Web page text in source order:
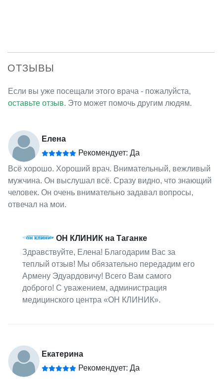
ОТЗЫВЫ
Если вы уже посещали этого врача - пожалуйста,
оставьте отзыв. Это может помочь другим людям.
Елена
Рекомендует: Да
Всё хорошо. Хороший врач. Внимательный, вежливый
мужчина. Он выслушал всё. Сразу видно, что знающий
человек. Он очень внимательно задавал вопросы,
отвечал на мои.
ОН КЛИНИК на Таганке
Здравствуйте, Елена! Благодарим Вас за
теплый отзыв! Мы обязательно передадим его
Армену Эдуардовичу! Всего Вам самого
доброго! С уважением, администрация
медицинского центра «ОН КЛИНИК».
Екатерина
Рекомендует: Да